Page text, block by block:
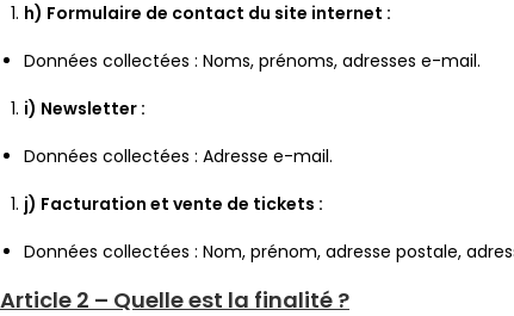
h) Formulaire de contact du site internet :
Données collectées : Noms, prénoms, adresses e-mail.
i) Newsletter :
Données collectées : Adresse e-mail.
j) Facturation et vente de tickets :
Données collectées : Nom, prénom, adresse postale,
Article 2 – Quelle est la finalité ?